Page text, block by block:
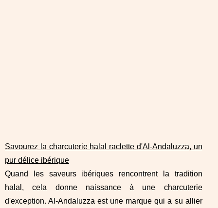
Savourez la charcuterie halal raclette d'Al-Andaluzza, un
pur délice ibérique
Quand les saveurs ibériques rencontrent la tradition
halal, cela donne naissance à une charcuterie
d'exception. Al-Andaluzza est une marque qui a su allier